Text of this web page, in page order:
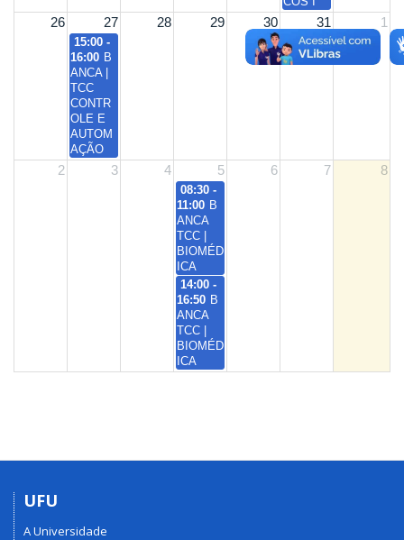
15:00 -
16:00 B
ANCA |
TCC
CONTR
OLE E
AUTOM
AÇÃO
08:30 -
11:00 B
ANCA
TCC |
BIOMÉD
ICA
14:00 -
16:50 B
ANCA
TCC |
BIOMÉD
ICA
26 27 28 29 30 31 1
2 3 4 5 6 7 8
UFU
A Universidade